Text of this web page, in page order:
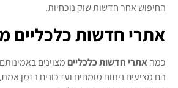
החיפוש אחר חדשות שוק נוכחיות.
אתרי חדשות כלכליים
כמה אתרי חדשות כלכלייםמצוינים
הם מציעים ניתוח מומחים ועדכונים בזמן